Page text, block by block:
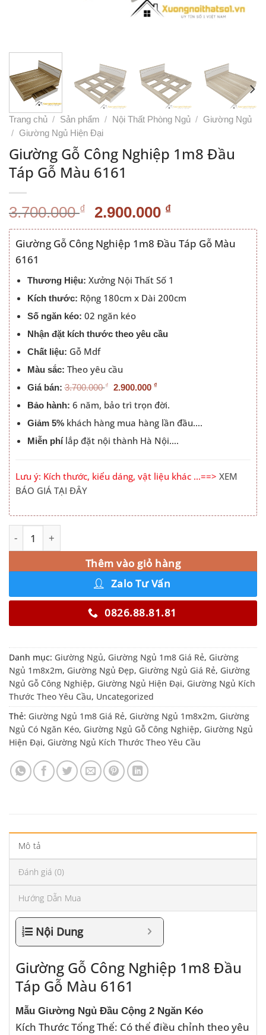
Trang chủ / Sản phẩm / Nội Thất Phòng Ngủ / Giường Ngủ
/ Giường Ngủ Hiện Đại
Giường Gỗ Công Nghiệp 1m8 Đầu
Táp Gỗ Màu 6161
3.700.000₫ Giá
gốc
là:
2.900.000 ₫Giá
hiện
tại
2.900.000 ₫.
Giường Gỗ Công Nghiệp 1m8 Đầu Táp Gỗ Màu
6161
Thương Hiệu: Xưởng Nội Thất Số 1
Kích thước: Rộng 180cm x Dài 200cm
Số ngăn kéo: 02 ngăn kéo
Nhận đặt kích thước theo yêu cầu
Chất liệu: Gỗ Mdf
Màu sắc: Theo yêu cầu
Giá bán:3.700.000 ₫ 2.900.000 ₫
Bảo hành: 6 năm, bảo trì trọn đời.
Giảm 5%khách hàng mua hàng lần đầu….
Miễn phílắp đặt nội thành Hà Nội….
Lưu ý: Kích thước, kiểu dáng, vật liệu khác …==> XEM
BÁO GIÁ TẠI ĐÂY
Giường Gỗ Công Nghiệp 1m8 Đầu Táp Gỗ Màu 6161 số
Thêm vào giỏ hàng
Alternative:
Zalo Tư Vấn
0826.88.81.81
Danh mục: Giường Ngủ, Giường Ngủ 1m8 Giá Rẻ, Giường
Ngủ 1m8x2m, Giường Ngủ Đẹp, Giường Ngủ Giá Rẻ, Giường
Ngủ Gỗ Công Nghiệp, Giường Ngủ Hiện Đại, Giường Ngủ Kích
Thước Theo Yêu Cầu, Uncategorized
Thẻ: Giường Ngủ 1m8 Giá Rẻ, Giường Ngủ 1m8x2m, Giường
Ngủ Có Ngăn Kéo, Giường Ngủ Gỗ Công Nghiệp, Giường Ngủ
Hiện Đại, Giường Ngủ Kích Thước Theo Yêu Cầu
Mô tả
Đánh giá (0)
Hướng Dẫn Mua
Nội Dung
Giường Gỗ Công Nghiệp 1m8 Đầu
Táp Gỗ Màu 6161
Mẫu Giường Ngủ Đầu Cộng 2 Ngăn Kéo
Kích Thước Tổng Thể: Có thể điều chỉnh theo yêu